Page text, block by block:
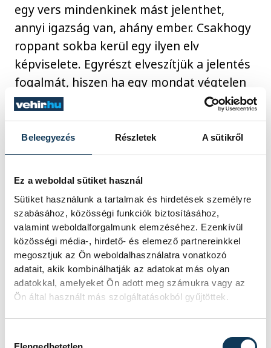
Beleegyezés Részletek A sütikről
Ez a weboldal sütiket használ
Sütiket használunk a tartalmak és hirdetések személyre
szabásához, közösségi funkciók biztosításához,
valamint weboldalforgalmunk elemzéséhez. Ezenkívül
közösségi média-, hirdető- és elemező partnereinkkel
megosztjuk az Ön weboldalhasználatra vonatkozó
adatait, akik kombinálhatják az adatokat más olyan
adatokkal, amelyeket Ön adott meg számukra vagy az
Ön által használt más szolgáltatásokból gyűjtöttek.
egy vers mindenkinek mást jelenthet,
annyi igazság van, ahány ember. Csakhogy
roppant sokba kerül egy ilyen elv
képviselete. Egyrészt elveszítjük a jelentés
fogalmát, hiszen ha egy mondat végtelen
sok mindent jelenthet, akkor nem jelent
semmit. Elveszítjük az üzenet, a
mondanivaló, az igaz-hamis, a helyes-
helytelen fogalmakat is, mert ha minden
mindegy, akkor nincsen sem
A Himnuszra nem
mondhatjuk, hogy marveli
szuperhősökről szól, vagy ha